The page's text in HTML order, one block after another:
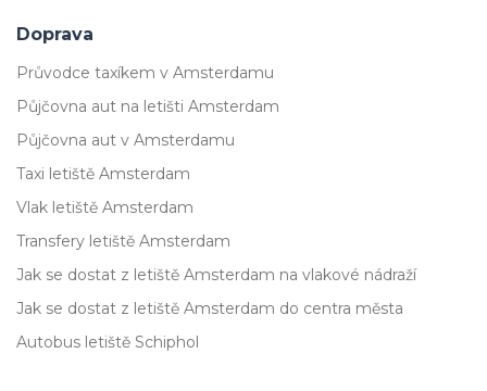
Doprava
Průvodce taxíkem v Amsterdamu
Půjčovna aut na letišti Amsterdam
Půjčovna aut v Amsterdamu
Taxi letiště Amsterdam
Vlak letiště Amsterdam
Transfery letiště Amsterdam
Jak se dostat z letiště Amsterdam na vlakové nádraží
Jak se dostat z letiště Amsterdam do centra města
Autobus letiště Schiphol